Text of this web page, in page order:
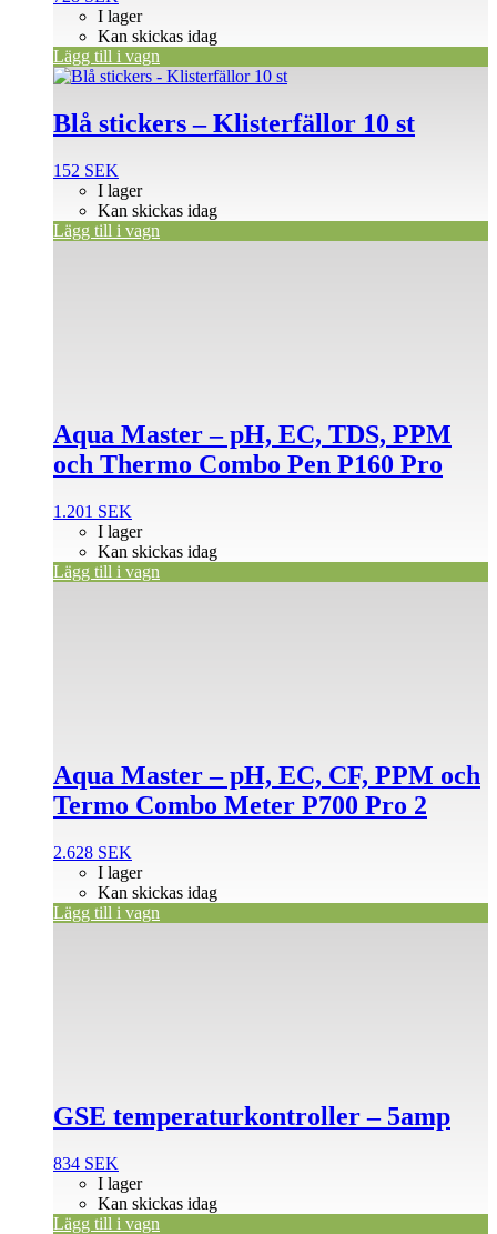
I lager
Kan skickas idag
Lägg till i vagn
Blå stickers – Klisterfällor 10 st
152 SEK
I lager
Kan skickas idag
Lägg till i vagn
Aqua Master – pH, EC, TDS, PPM
och Thermo Combo Pen P160 Pro
1.201 SEK
I lager
Kan skickas idag
Lägg till i vagn
Aqua Master – pH, EC, CF, PPM och
Termo Combo Meter P700 Pro 2
2.628 SEK
I lager
Kan skickas idag
Lägg till i vagn
GSE temperaturkontroller – 5amp
834 SEK
I lager
Kan skickas idag
Lägg till i vagn